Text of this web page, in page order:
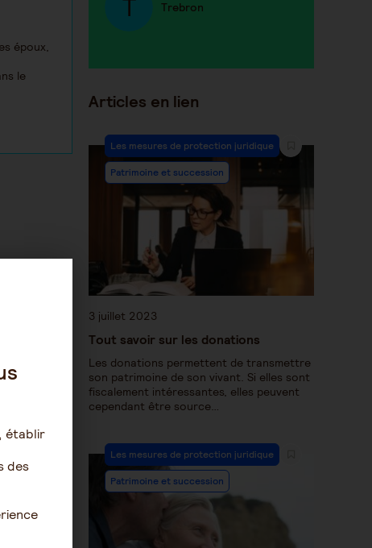
époux,
le
Trebron
Articles en lien
Les mesures de protection juridique
Patrimoine et succession
3 juillet 2023
Tout savoir sur les donations
Les donations permettent de transmettre
son patrimoine de son vivant. Si elles sont
fiscalement intéressantes, elles peuvent
cependant être source…
Les mesures de protection juridique
Patrimoine et succession
établir
des